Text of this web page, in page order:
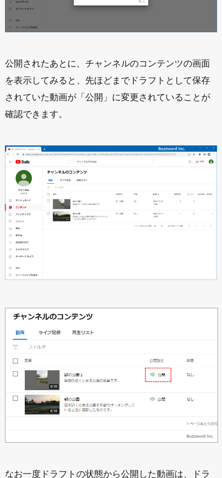
公開されたあとに、チャンネルのコンテンツの画面
を表示してみると、先ほどまでドラフトとして保存
されていた動画が「公開」に変更されていることが
確認できます。
なお一度ドラフトの状態から公開した動画は、ドラ